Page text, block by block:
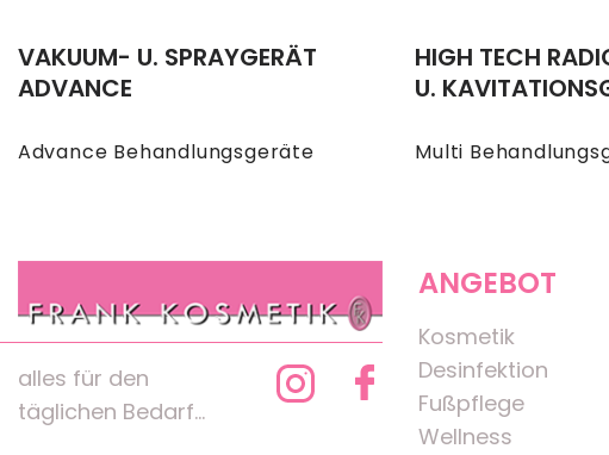
Advance Behandlungsgeräte
VAKUUM- U. SPRAYGERÄT
ADVANCE
Multi
HIGH TECH
U.
alles für den
täglichen Bedarf...
ANGEBOT
Kosmetik
Desinfektion
Fußpflege
Wellness